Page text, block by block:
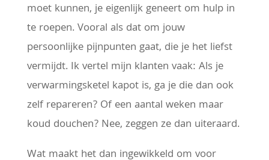
moet kunnen, je eigenlijk geneert om hulp in
te roepen. Vooral als dat om jouw
persoonlijke pijnpunten gaat, die je het liefst
vermijdt. Ik vertel mijn klanten vaak: Als je
verwarmingsketel kapot is, ga je die dan ook
zelf repareren? Of een aantal weken maar
koud douchen? Nee, zeggen ze dan uiteraard.
Wat maakt het dan ingewikkeld om voor